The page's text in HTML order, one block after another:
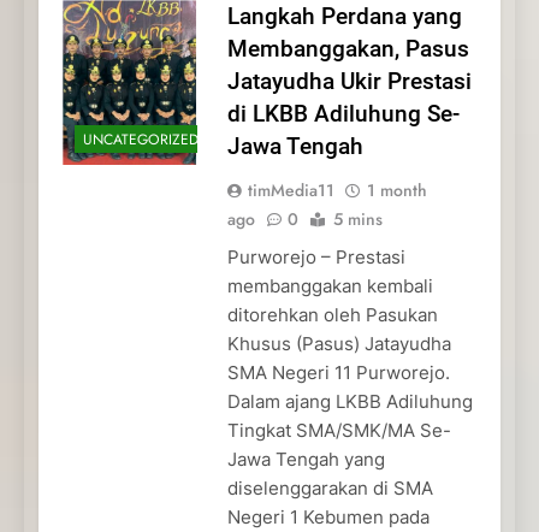
UNCATEGORIZED
Langkah Perdana yang
Membanggakan, Pasus
Jatayudha Ukir Prestasi
di LKBB Adiluhung Se-
Jawa Tengah
timMedia11
1 month
ago
0 5 mins
Purworejo – Prestasi
membanggakan kembali
ditorehkan oleh Pasukan
Khusus (Pasus) Jatayudha
SMA Negeri 11 Purworejo.
Dalam ajang LKBB Adiluhung
Tingkat SMA/SMK/MA Se-
Jawa Tengah yang
diselenggarakan di SMA
Negeri 1 Kebumen pada